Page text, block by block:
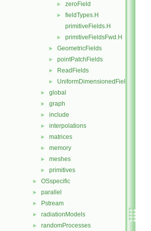
► zeroField
►
fieldTypes.H
primitiveFields.H
► primitiveFieldsFwd.H
► GeometricFields
► pointPatchFields
► ReadFields
► UniformDimensionedFields
► global
► graph
► include
► interpolations
► matrices
► memory
► meshes
► primitives
► OSspecific
► parallel
► Pstream
► radiationModels
► randomProcesses